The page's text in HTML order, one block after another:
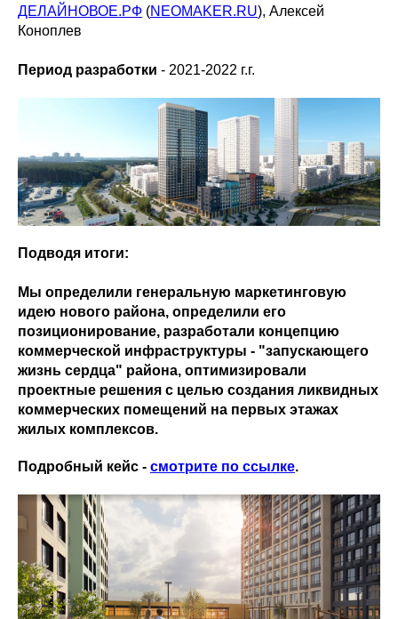
ДЕЛАЙНОВОЕ.РФ (NEOMAKER.RU), Алексей
Коноплев
Период разработки - 2021-2022 г.г.
Подводя итоги:
Мы определили генеральную маркетинговую
идею нового района, определили его
позиционирование, разработали концепцию
коммерческой инфраструктуры - "запускающего
жизнь сердца" района, оптимизировали
проектные решения с целью создания ликвидных
коммерческих помещений на первых этажах
жилых комплексов.
Подробный кейс - смотрите по ссылке.